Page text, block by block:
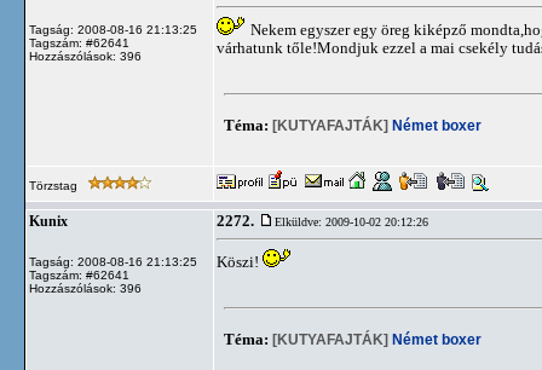
Tagság: 2008-08-16 21:13:25
Tagszám: #62641
Hozzászólások: 396
Nekem egyszer egy öreg kiképző
várhatunk tőle!Mondjuk ezzel a mai csekély
Téma: [KUTYAFAJTÁK] Német boxer
Törzstag
Kunix
Tagság: 2008-08-16 21:13:25
Tagszám: #62641
Hozzászólások: 396
2272. Elküldve: 2009-10-02 20:12:26
Köszi!
Téma: [KUTYAFAJTÁK] Német boxer